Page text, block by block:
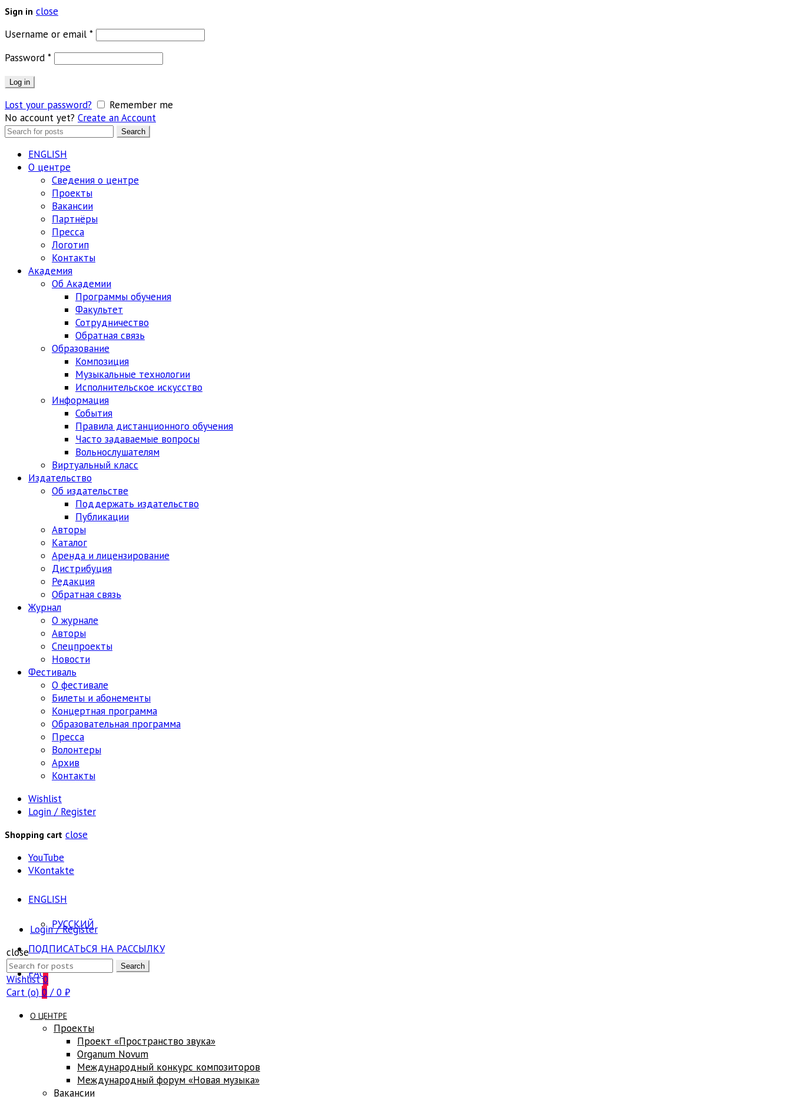
Sign in close
Username or email *Обязательно
Password *Обязательно
Log in
Lost your password?
Remember me
No account yet? Create an Account
Search
Search
ENGLISH
О центре
Сведения о центре
Проекты
Вакансии
Партнёры
Пресса
Логотип
Контакты
Академия
Об Академии
Программы обучения
Факультет
Сотрудничество
Обратная связь
Образование
Композиция
Музыкальные технологии
Исполнительское искусство
Информация
События
Правила дистанционного обучения
Часто задаваемые вопросы
Вольнослушателям
Виртуальный класс
Издательство
Об издательстве
Поддержать издательство
Публикации
Авторы
Каталог
Аренда и лицензирование
Дистрибуция
Редакция
Обратная связь
Журнал
О журнале
Авторы
Спецпроекты
Новости
Фестиваль
О фестивале
Билеты и абонементы
Концертная программа
Образовательная программа
Пресса
Волонтеры
Архив
Контакты
Wishlist
Login / Register
Shopping cart close
YouTube
VKontakte
ENGLISH
РУССКИЙ
ПОДПИСАТЬСЯ НА РАССЫЛКУ
FAQ
Login / Register
close
Search
for:
Search
Wishlist0
Cart (o) 0 / 0 ₽
О ЦЕНТРЕ
Проекты
Проект «Пространство звука»
Оrganum Novum
Международный конкурс композиторов
Международный форум «Новая музыка»
Вакансии